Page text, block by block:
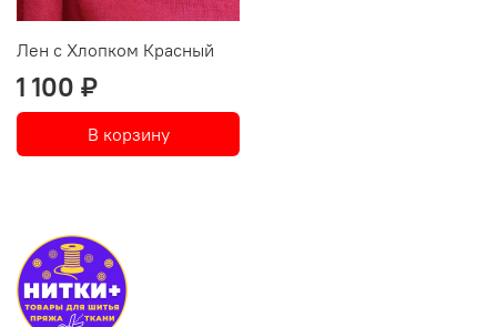
Лен с Хлопком Красный
1 100 ₽
В корзину